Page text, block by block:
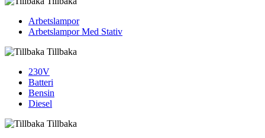
Arbetslampor
Arbetslampor Med Stativ
Tillbaka
230V
Batteri
Bensin
Diesel
Tillbaka